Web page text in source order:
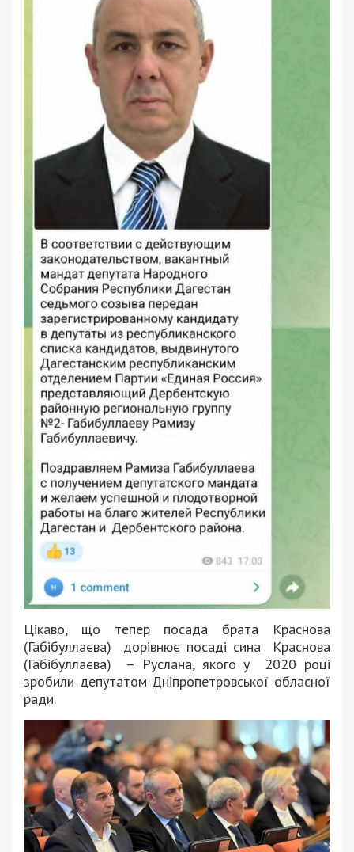
Цікаво, що тепер посада брата Краснова
(Габібуллаєва) дорівнює посаді сина Краснова
(Габібуллаєва) – Руслана, якого у 2020 році
зробили депутатом Дніпропетровської обласної
ради.